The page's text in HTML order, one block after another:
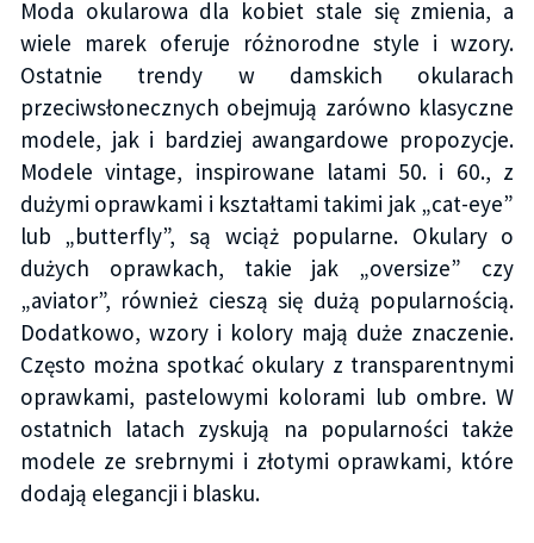
Moda okularowa dla kobiet stale się zmienia, a
wiele marek oferuje różnorodne style i wzory.
Ostatnie trendy w damskich okularach
przeciwsłonecznych obejmują zarówno klasyczne
modele, jak i bardziej awangardowe propozycje.
Modele vintage, inspirowane latami 50. i 60., z
dużymi oprawkami i kształtami takimi jak „cat-eye”
lub „butterfly”, są wciąż popularne. Okulary o
dużych oprawkach, takie jak „oversize” czy
„aviator”, również cieszą się dużą popularnością.
Dodatkowo, wzory i kolory mają duże znaczenie.
Często można spotkać okulary z transparentnymi
oprawkami, pastelowymi kolorami lub ombre. W
ostatnich latach zyskują na popularności także
modele ze srebrnymi i złotymi oprawkami, które
dodają elegancji i blasku.